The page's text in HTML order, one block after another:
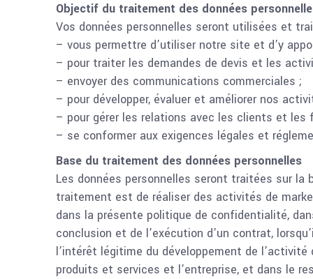
Objectif du traitement des données
Vos données personnelles seront utilisées et
– vous permettre d’utiliser notre site et d’y
– pour traiter les demandes de devis et les
– envoyer des communications commerciales ;
– pour développer, évaluer et améliorer nos
– pour gérer les relations avec les clients et les
– se conformer aux exigences légales et
Base du traitement des données personnelles
Les données personnelles seront traitées sur
traitement est de réaliser des activités de
dans la présente politique de confidentialité,
conclusion et de l’exécution d’un contrat,
l’intérêt légitime du développement de
produits et services et l’entreprise, et dans le